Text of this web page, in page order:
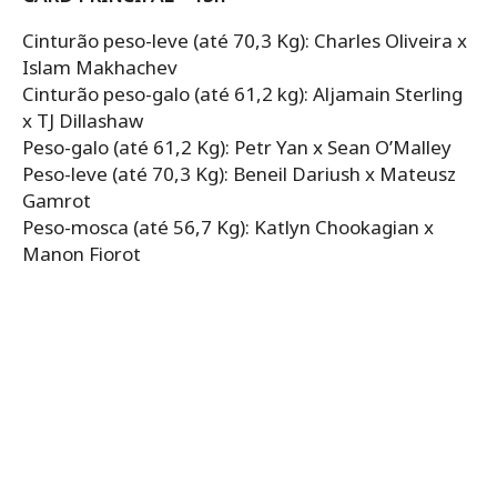
Cinturão peso-leve (até 70,3 Kg): Charles Oliveira x
Islam Makhachev
Cinturão peso-galo (até 61,2 kg): Aljamain Sterling
x TJ Dillashaw
Peso-galo (até 61,2 Kg): Petr Yan x Sean O’Malley
Peso-leve (até 70,3 Kg): Beneil Dariush x Mateusz
Gamrot
Peso-mosca (até 56,7 Kg): Katlyn Chookagian x
Manon Fiorot